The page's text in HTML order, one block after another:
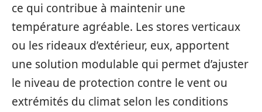
ce qui contribue à maintenir une
température agréable. Les stores verticaux
ou les rideaux d’extérieur, eux, apportent
une solution modulable qui permet d’ajuster
le niveau de protection contre le vent ou
extrémités du climat selon les conditions